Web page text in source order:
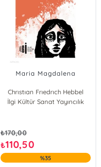
Maria Magdalena
Chrıstıan Frıedrıch Hebbel
İlgi Kültür Sanat Yayıncılık
₺170,00
₺110,50
%35